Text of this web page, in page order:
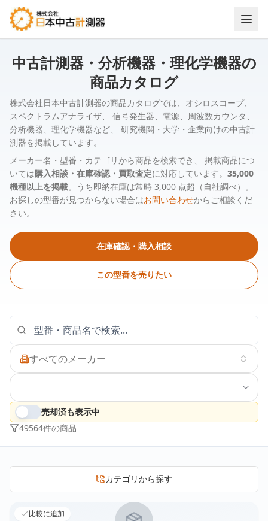
中古計測器・分析機器・理化学機器の
商品カタログ
株式会社日本中古計測器の商品カタログでは、オシロスコープ、
スペクトラムアナライザ、 信号発生器、電源、周波数カウンタ、
分析機器、理化学機器など、 研究機関・大学・企業向けの中古計
測器を掲載しています。
メーカー名・型番・カテゴリから商品を検索でき、 掲載商品につ
いては購入相談・在庫確認・買取査定に対応しています。 35,000
機種以上を掲載。うち即納在庫は常時 3,000 点超（自社調べ）。
お探しの型番が見つからない場合はお問い合わせからご相談くだ
さい。
在庫確認・購入相談
この型番を売りたい
すべてのメーカー
売却済も表示中
49564件の商品
カテゴリから探す
比較に追加